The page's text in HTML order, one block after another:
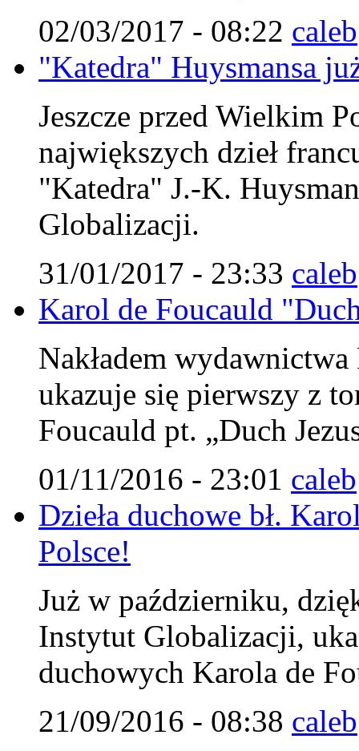
02/03/2017 - 08:22 caleb
"Katedra" Huysmansa
Jeszcze przed Wielkim
największych dzieł
"Katedra" J.-K.
Globalizacji.
31/01/2017 - 23:33 caleb
Karol de Foucauld
Nakładem
ukazuje się pierwszy z
Foucauld pt. „Duch
01/11/2016 - 23:01 caleb
Dzieła duchowe bł.
Polsce!
Już w październiku,
Instytut Globalizacji,
duchowych Karola de
21/09/2016 - 08:38 caleb